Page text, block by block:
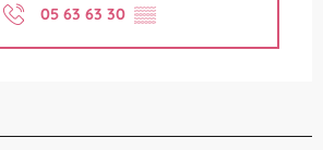
05 63 63 30 ▒▒